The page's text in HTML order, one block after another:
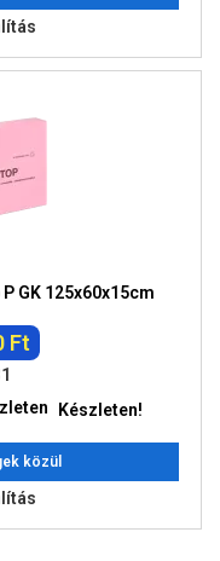
GK 125x60x15cm
Ft
Készleten!
közül